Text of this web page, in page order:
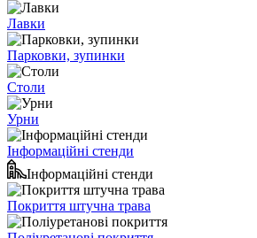
Лавки
Парковки, зупинки
Столи
Урни
Інформаційні стенди
Інформаційні стенди
Покриття штучна трава